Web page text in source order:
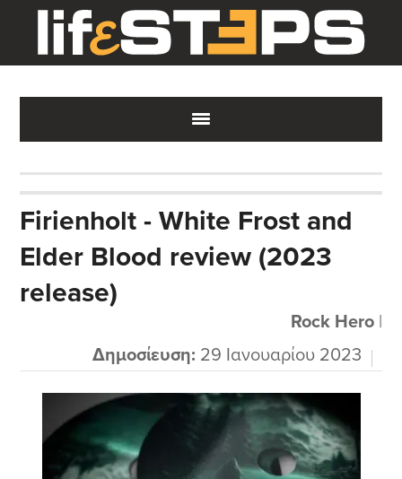
main
content
primary
sidebar
footer
Firienholt - White Frost and
Elder Blood review (2023
release)
Rock Hero|
Δημοσίευση: 29 Ιανουαρίου 2023